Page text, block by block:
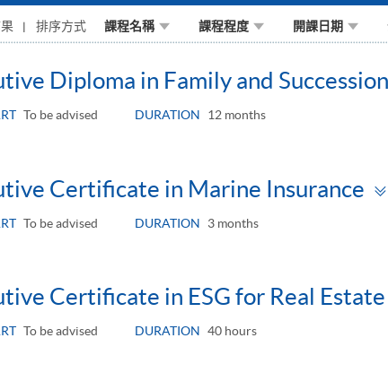
排序方式 課程名稱 課程程度 開課日期
Diploma in Family and
To be advised DURATION 12 months
Certificate in Marine Insurance
To be advised DURATION 3 months
Certificate in ESG for Real Estate
To be advised DURATION 40 hours